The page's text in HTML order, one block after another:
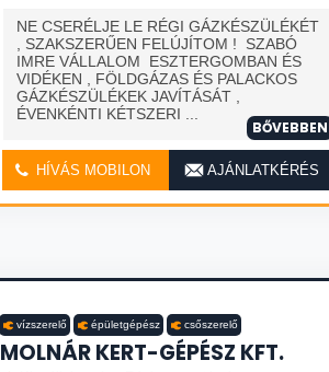
NE CSERÉLJE LE RÉGI GÁZKÉSZÜLÉKÉT
, SZAKSZERŰEN FELÚJÍTOM ! SZABÓ
IMRE VÁLLALOM ESZTERGOMBAN ÉS
VIDÉKEN , FÖLDGÁZAS ÉS PALACKOS
GÁZKÉSZÜLÉKEK JAVÍTÁSÁT ,
ÉVENKÉNTI KÉTSZERI ...
BŐVEBBEN
HÍVÁS MOBILON AJÁNLATKÉRÉS
vízszerelő épületgépész csőszerelő
MOLNÁR KERT-GÉPÉSZ KFT.